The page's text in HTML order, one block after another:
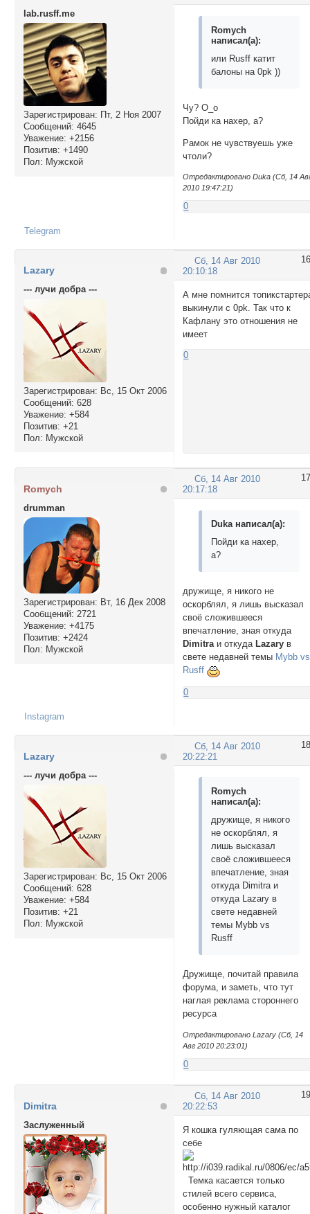
lab.rusff.me
Зарегистрирован: Пт, 2 Ноя 2007
Сообщений: 4645
Уважение: +2156
Позитив: +1490
Пол: Мужской
Romych
написал(а):
или Rusff катит
балоны на 0pk ))
Чу? О_о
Пойди ка наxер, а?
Рамок не чувствуешь уже
чтоли?
Отредактировано Duka (Сб, 14
2010 19:47:21)
0
Telegram
16
Сб, 14 Авг 2010
20:10:18
Lazary
--- лучи добра ---
Зарегистрирован: Вс, 15 Окт 2006
Сообщений: 628
Уважение: +584
Позитив: +21
Пол: Мужской
А мне помнится
выкинули с 0pk. Так что к
Кафлану это отношения не
имеет
0
17
Сб, 14 Авг 2010
20:17:18
Romych
drumman
Зарегистрирован: Вт, 16 Дек 2008
Сообщений: 2721
Уважение: +4175
Позитив: +2424
Пол: Мужской
Duka написал(а):
Пойди ка наxер,
а?
дружище, я никого не
оскорблял, я лишь высказал
своё сложившееся
впечатление, зная откуда
Dimitraи откуда Lazary в
свете недавней темы Mybb vs
Rusff
0
Instagram
18
Сб, 14 Авг 2010
20:22:21
Lazary
--- лучи добра ---
Зарегистрирован: Вс, 15 Окт 2006
Сообщений: 628
Уважение: +584
Позитив: +21
Пол: Мужской
Romych
написал(а):
дружище, я никого
не оскорблял, я
лишь высказал
своё сложившееся
впечатление, зная
откуда Dimitra и
откуда Lazary в
свете недавней
темы Mybb vs
Rusff
Дружище, почитай правила
форума, и заметь, что тут
наглая реклама стороннего
ресурса
Отредактировано Lazary (Сб, 14
Авг 2010 20:23:01)
0
19
Сб, 14 Авг 2010
20:22:53
Dimitra
Заслуженный
Я кошка гуляющая сама по
себе
Темка касается только
стилей всего сервиса,
особенно нужный каталог